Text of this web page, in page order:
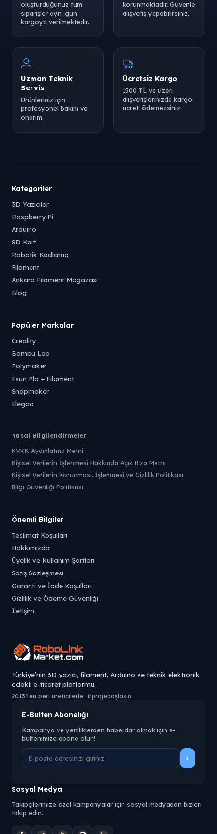
oluşturduğunuz tüm
siparişler aynı gün
kargoya verilmektedir.
korunmaktadır. Güvenle
alışveriş yapabilirsiniz.
Uzman Teknik
Servis
Ürünleriniz için
profesyonel bakım ve
onarım.
Ücretsiz Kargo
1500 TL ve üzeri
alışverişlerinizde kargo
ücreti ödemezsiniz.
Kategoriler
3D Yazıcılar
Raspberry Pi
Arduino
SD Kart
Robotik Kodlama
Filament
Ankara Filament Mağazası
Blog
Popüler Markalar
Creality
Bambu Lab
Polymaker
Esun Pla + Filament
Snapmaker
Elegoo
Yasal Bilgilendirmeler
KVKK Aydınlatma Metni
Kişisel Verilerin İşlenmesi Hakkında Açık Rıza Metni
Kişisel Verilerin Korunması, İşlenmesi ve Gizlilik Politikası
Bilgi Güvenliği Politikası
Önemli Bilgiler
Teslimat Koşulları
Hakkımızda
Üyelik ve Kullanım Şartları
Satış Sözleşmesi
Garanti ve İade Koşulları
Gizlilik ve Ödeme Güvenliği
İletişim
Türkiye’nin 3D yazıcı, filament, Arduino ve teknik elektronik
odaklı e-ticaret platformu.
2013’ten beri üreticilerle. #projebaşlasın
E-Bülten Aboneliği
Kampanya ve yeniliklerden haberdar olmak için e-
bültenimize abone olun!
Sosyal Medya
Takipçilerimize özel kampanyalar için sosyal medyadan bizleri
takip edin.